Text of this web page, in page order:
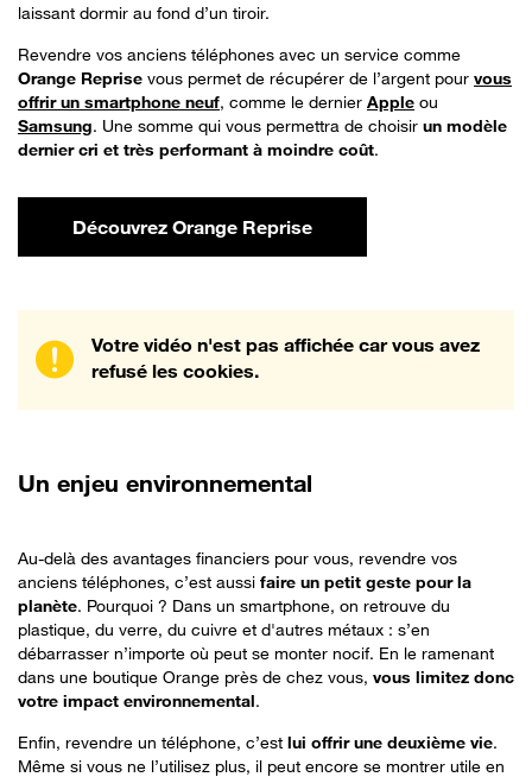
laissant dormir au fond d’un tiroir.
Revendre vos anciens téléphones avec un service comme
Orange Reprise vous permet de récupérer de l’argent pour vous
offrir un smartphone neuf, comme le dernier Apple ou
Samsung. Une somme qui vous permettra de choisir un modèle
dernier cri et très performant à moindre coût.
Découvrez Orange Reprise
Votre vidéo n'est pas affichée car vous avez
refusé les cookies.
Un enjeu environnemental
Au-delà des avantages financiers pour vous, revendre vos
anciens téléphones, c’est aussi faire un petit geste pour la
planète. Pourquoi ? Dans un smartphone, on retrouve du
plastique, du verre, du cuivre et d'autres métaux : s’en
débarrasser n’importe où peut se monter nocif. En le ramenant
dans une boutique Orange près de chez vous, vous limitez donc
votre impact environnemental.
Enfin, revendre un téléphone, c’est lui offrir une deuxième vie.
Même si vous ne l’utilisez plus, il peut encore se montrer utile en